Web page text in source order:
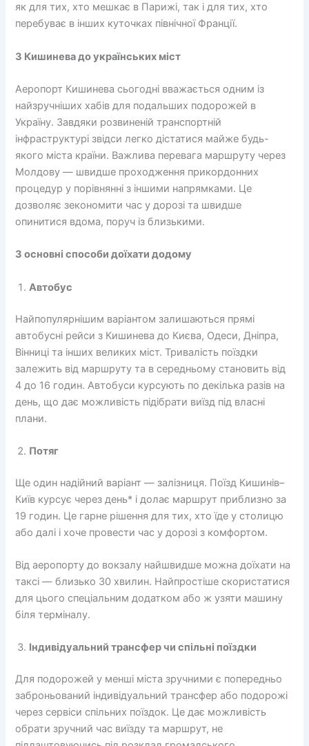
як для тих, хто мешкає в Парижі, так і для тих, хто
перебуває в інших куточках північної Франції.
З Кишинева до українських міст
Аеропорт Кишинева сьогодні вважається одним із
найзручніших хабів для подальших подорожей в
Україну. Завдяки розвиненій транспортній
інфраструктурі звідси легко дістатися майже будь-
якого міста країни. Важлива перевага маршруту через
Молдову — швидше проходження прикордонних
процедур у порівнянні з іншими напрямками. Це
дозволяє зекономити час у дорозі та швидше
опинитися вдома, поруч із близькими.
3 основні способи доїхати додому
Автобус
Найпопулярнішим варіантом залишаються прямі
автобусні рейси з Кишинева до Києва, Одеси, Дніпра,
Вінниці та інших великих міст. Тривалість поїздки
залежить від маршруту та в середньому становить від
4 до 16 годин. Автобуси курсують по декілька разів на
день, що дає можливість підібрати виїзд під власні
плани.
Потяг
Ще один надійний варіант — залізниця. Поїзд Кишинів–
Київ курсує через день* і долає маршрут приблизно за
19 годин. Це гарне рішення для тих, хто їде у столицю
або далі і хоче провести час у дорозі з комфортом.
Від аеропорту до вокзалу найшвидше можна доїхати на
таксі — близько 30 хвилин. Найпростіше скористатися
для цього спеціальним додатком або ж узяти машину
біля терміналу.
Індивідуальний трансфер чи спільні поїздки
Для подорожей у менші міста зручними є попередньо
заброньований індивідуальний трансфер або подорожі
через сервіси спільних поїздок. Це дає можливість
обрати зручний час виїзду та маршрут, не